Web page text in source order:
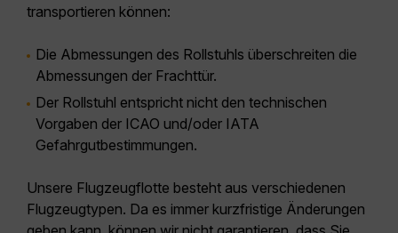
transportieren können:
Die Abmessungen des Rollstuhls überschreiten die
Abmessungen der Frachttür.
Der Rollstuhl entspricht nicht den technischen
Vorgaben der ICAO und/oder IATA
Gefahrgutbestimmungen.
Unsere Flugzeugflotte besteht aus verschiedenen
Flugzeugtypen. Da es immer kurzfristige Änderungen